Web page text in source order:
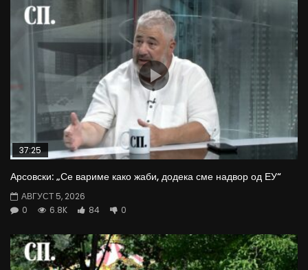
37:25
Арсовски: „Се вариме како жаби, додека сме надвор од ЕУ“
АВГУСТ 5, 2026
0
6.8K 84 0